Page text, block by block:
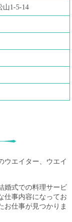
1-5-14
ウエイター、ウエイ
婚式での料理サービ
仕事内容になってお
お仕事が見つかりま